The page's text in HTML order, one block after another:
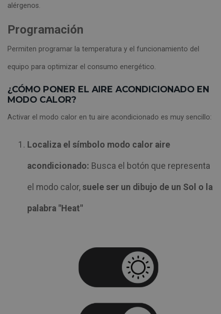
alérgenos.
Programación
Permiten programar la temperatura y el funcionamiento del
equipo para optimizar el consumo energético.
¿CÓMO PONER EL AIRE ACONDICIONADO EN
MODO CALOR?
Activar el modo calor en tu aire acondicionado es muy sencillo:
Localiza el símbolo modo calor aire
acondicionado: Busca el botón que representa
el modo calor, suele ser un dibujo de un Sol o la
palabra "Heat"